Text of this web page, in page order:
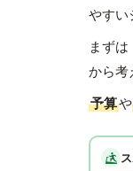
やすい
まずは
から考
予算や